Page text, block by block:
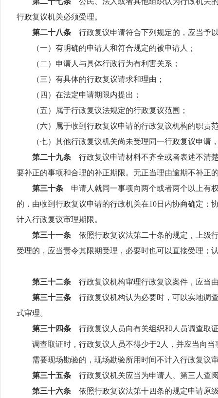
行政复议机关必须受理。
第二十八条 行政复议申请符合下列规定的，应当予
（一）有明确的申请人和符合规定的被申请人；
（二）申请人与具体行政行为有利害关系；
（三）有具体的行政复议请求和理由；
（四）在法定申请期限内提出；
（五）属于行政复议法规定的行政复议范围；
（六）属于收到行政复议申请的行政复议机构的职责
（七）其他行政复议机关尚未受理同一行政复议申请
第二十九条 行政复议申请材料不齐全或者表述不清
要补正的事项和合理的补正期限。无正当理由逾期不补正
第三十条 申请人就同一事项向两个或者两个以上有
的，由收到行政复议申请的行政机关在10日内协商确定；
计入行政复议审理期限。
第三十一条 依照行政复议法第二十条的规定，上级
受理的，应当责令其限期受理，必要时也可以直接受理；
第三十二条 行政复议机构审理行政复议案件，应当
第三十三条 行政复议机构认为必要时，可以实地调
式审理。
第三十四条 行政复议人员向有关组织和人员调查取
调查取证时，行政复议人员不得少于2 人，并应当向
需要现场勘验的，现场勘验所用时间不计入行政复议
第三十五条 行政复议机关应当为申请人、第三人查
第三十六条 依照行政复议法第十四条的规定申请原